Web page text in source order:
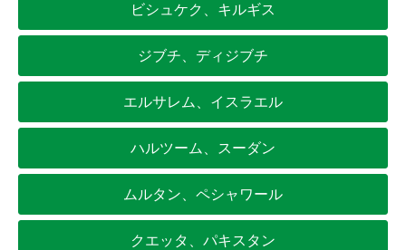
ビシュケク、キルギス
ジブチ、ディジブチ
エルサレム、イスラエル
ハルツーム、スーダン
ムルタン、ペシャワール
クエッタ、パキスタン